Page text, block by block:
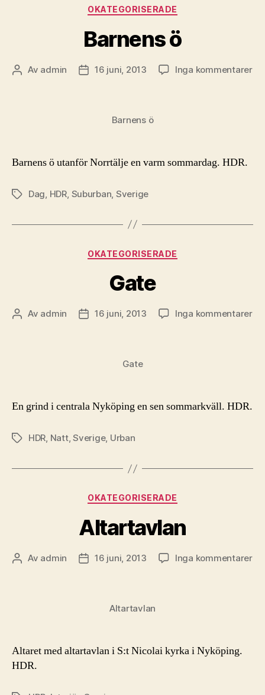
Kategorier
OKATEGORISERADE
Barnens ö
Inläggsförfattare
Av admin Inläggsdatum
16 juni, 2013 Inga kommentarertill
Barnens ö
Barnens ö utanför Norrtälje en varm sommardag. HDR.
Etiketter
Dag, HDR, Suburban, Sverige
Kategorier
OKATEGORISERADE
Gate
Inläggsförfattare
Av admin Inläggsdatum
16 juni, 2013 Inga kommentarertill
Gate
En grind i centrala Nyköping en sen sommarkväll. HDR.
Etiketter
HDR, Natt,Sverige, Urban
Kategorier
OKATEGORISERADE
Altartavlan
Inläggsförfattare
Av admin Inläggsdatum
16 juni, 2013 Inga kommentarertill
Altartavlan
Altaret med altartavlan i S:t Nicolai kyrka i Nyköping.
HDR.